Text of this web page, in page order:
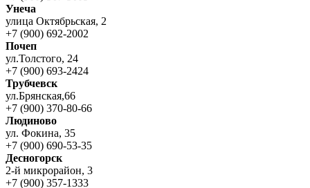
Унеча
улица Октябрьская, 2
+7 (900) 692-2002
Почеп
ул.Толстого, 24
+7 (900) 693-2424
Трубчевск
ул.Брянская,66
+7 (900) 370-80-66
Людиново
ул. Фокина, 35
+7 (900) 690-53-35
Десногорск
2-й микрорайон, 3
+7 (900) 357-1333